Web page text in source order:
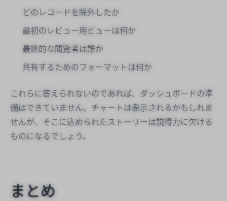
どのレコードを除外したか
最初のレビュー用ビューは何か
最終的な閲覧者は誰か
共有するためのフォーマットは何か
これらに答えられないのであれば、ダッシュボードの準
備はできていません。チャートは表示されるかもしれま
せんが、そこに込められたストーリーは説得力に欠ける
ものになるでしょう。
まとめ